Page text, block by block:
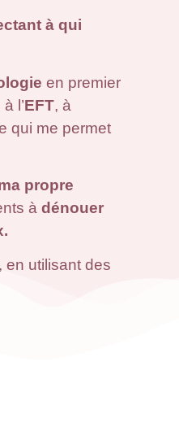
à qui
en premier
l’EFT, à
qui me permet
propre
à dénouer
en utilisant des